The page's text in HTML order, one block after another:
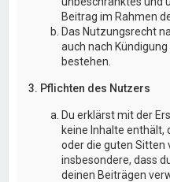
Beitrag im Rahmen
Das Nutzungsrecht
auch nach
bestehen.
3. Pflichten des Nutzers
Du erklärst mit der
keine Inhalte enthält,
oder die guten Sitten
insbesondere, dass
deinen Beiträgen